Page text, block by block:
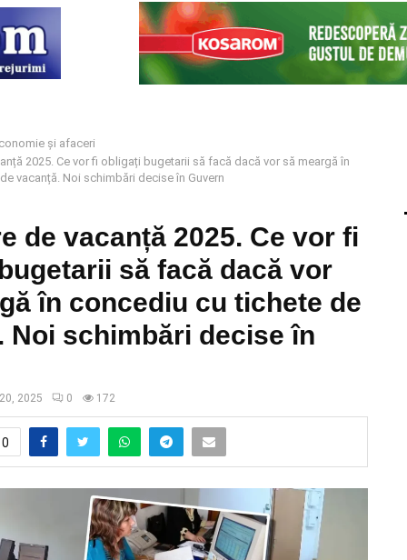
și afaceri
2025. Ce vor fi obligați bugetarii să facă dacă vor să meargă în
vacanță. Noi schimbări decise în Guvern
de vacanță 2025. Ce vor fi
să facă dacă vor
în concediu cu tichete de
Noi schimbări decise în
2025 0 172
0